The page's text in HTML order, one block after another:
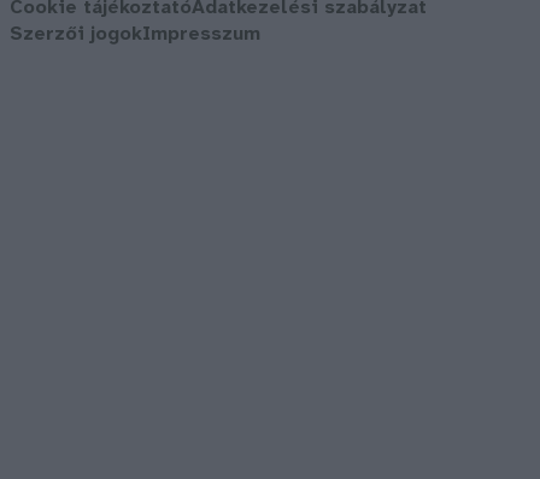
Cookie tájékoztatóAdatkezelési szabályzat
Szerzői jogokImpresszum